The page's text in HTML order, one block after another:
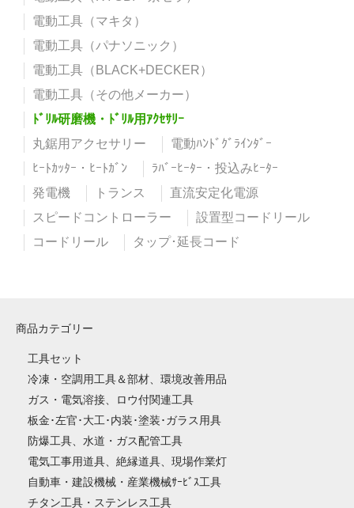
電動工具（マキタ）
電動工具（パナソニック）
電動工具（BLACK+DECKER）
電動工具（その他メーカー）
ﾄﾞﾘﾙ研磨機・ﾄﾞﾘﾙ用ｱｸｾｻﾘｰ
丸鋸用アクセサリー
電動ﾊﾝﾄﾞｸﾞﾗｲﾝﾀﾞｰ
ﾋｰﾄｶｯﾀｰ・ﾋｰﾄｶﾞﾝ
ﾗﾊﾞｰﾋｰﾀｰ・投込みﾋｰﾀｰ
発電機
トランス
直流安定化電源
スピードコントローラー
設置型コードリール
コードリール
タップ･延長コード
商品カテゴリー
工具セット
冷凍・空調用工具＆部材、環境改善用品
ガス・電気溶接、ロウ付関連工具
板金･左官･大工･内装･塗装･ガラス用具
防爆工具、水道・ガス配管工具
電気工事用道具、絶縁道具、現場作業灯
自動車・建設機械・産業機械ｻｰﾋﾞｽ工具
チタン工具・ステンレス工具